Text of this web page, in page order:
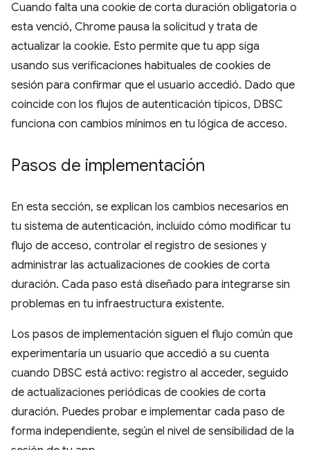
Cuando falta una cookie de corta duración obligatoria o
esta venció, Chrome pausa la solicitud y trata de
actualizar la cookie. Esto permite que tu app siga
usando sus verificaciones habituales de cookies de
sesión para confirmar que el usuario accedió. Dado que
coincide con los flujos de autenticación típicos, DBSC
funciona con cambios mínimos en tu lógica de acceso.
Pasos de implementación
En esta sección, se explican los cambios necesarios en
tu sistema de autenticación, incluido cómo modificar tu
flujo de acceso, controlar el registro de sesiones y
administrar las actualizaciones de cookies de corta
duración. Cada paso está diseñado para integrarse sin
problemas en tu infraestructura existente.
Los pasos de implementación siguen el flujo común que
experimentaría un usuario que accedió a su cuenta
cuando DBSC está activo: registro al acceder, seguido
de actualizaciones periódicas de cookies de corta
duración. Puedes probar e implementar cada paso de
forma independiente, según el nivel de sensibilidad de la